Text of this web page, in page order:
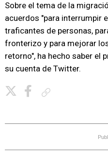
Sobre el tema de la
acuerdos "para interrumpir
traficantes de personas,
fronterizo y para mejorar
retorno", ha hecho saber el
su cuenta de Twitter.